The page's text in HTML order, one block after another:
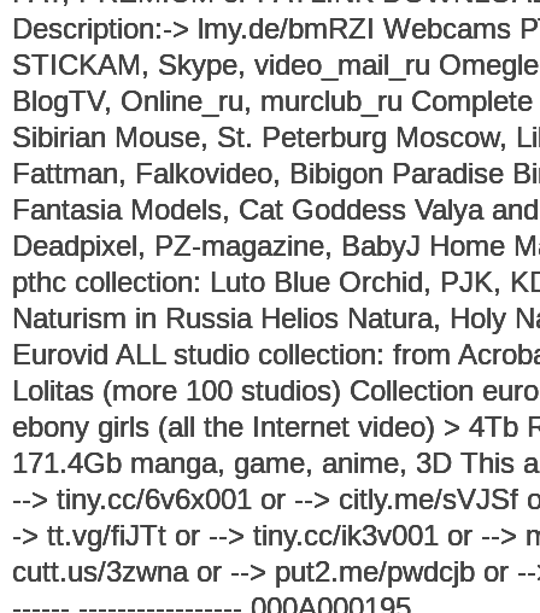
Description:-> lmy.de/bmRZI Webcams
STICKAM, Skype, video_mail_ru
BlogTV, Online_ru, murclub_ru
Sibirian Mouse, St. Peterburg Moscow,
Fattman, Falkovideo, Bibigon Paradise
Fantasia Models, Cat Goddess Valya
Deadpixel, PZ-magazine, BabyJ Home
рthс collection: Luto Blue Orchid, PJK,
Naturism in Russia Helios Natura, Holy
Eurovid ALL studio collection: from
Lоlitаs (more 100 studios) Collection
ebony girls (all the Internet video) > 4Tb
171.4Gb manga, game, anime, 3D This
--> tiny.cc/6v6x001 or --> citly.me/sVJSf
-> tt.vg/fiJTt or --> tiny.cc/ik3v001 or -->
cutt.us/3zwna or --> put2.me/pwdcjb or